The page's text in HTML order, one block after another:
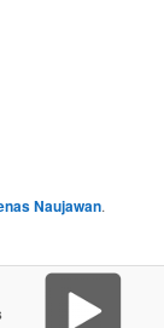
Naujawan.